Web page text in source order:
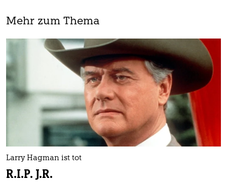
Mehr zum Thema
Larry Hagman ist tot
R.I.P. J.R.